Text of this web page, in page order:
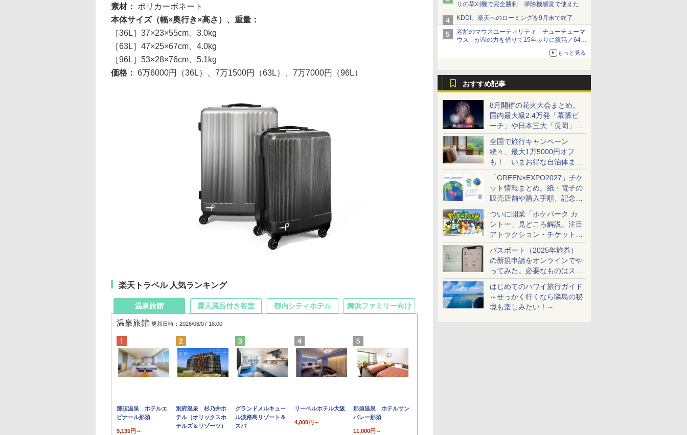
リの草刈機で完全勝利 掃除機感覚で使えた
KDDI、楽天へのローミングを9月末で終了
老舗のマウスユーティリティ「チューチューマ
ウス」がAIの力を借りて15年ぶりに復活／64bit
化、Windows 10/11、「Chrome」も走り回
る。復活記念で2026年末まで500円
もっと見る
おすすめ記事
8月開催の花火大会まとめ。
国内最大級2.4万発「幕張ビ
ーチ」や日本三大「長岡」な
ど大型イベント目白押し！
全国で旅行キャンペーン
続々、最大1万5000円オフ
も！ いまお得な自治体まと
め
「GREEN×EXPO2027」チケ
ット情報まとめ。紙・電子の
販売店舗や購入手順、記念チ
ケットも解説
ついに開業「ポケパーク カ
ントー」見どころ解説。注目
アトラクション・チケット手
配・来場前に必要な準備は？
パスポート（2025年旅券）
の新規申請をオンラインでや
ってみた。必要なものはスマ
ホとマイナカードのみ
はじめてのハワイ旅行ガイド
～せっかく行くなら隣島の秘
境も楽しみたい！～
素材： ポリカーボネート
本体サイズ（幅×奥行き×高さ）、重量：
［36L］37×23×55cm、3.0kg
［63L］47×25×67cm、4.0kg
［96L］53×28×76cm、5.1kg
価格： 6万6000円（36L）、7万1500円（63L）、7万7000円（96L）
楽天トラベル 人気ランキング
温泉旅館
温泉旅館 更新日時：2026/08/07 18:00
那須温泉 ホテルエ
ピナール那須
9,135円～
別府温泉 杉乃井ホ
テル（オリックスホ
テルズ＆リゾーツ）
グランドメルキュー
ル淡路島リゾート＆
スパ
リーベルホテル大阪
4,000円～
那須温泉 ホテルサン
バレー那須
11,000円～
露天風呂付き客室 都内シティホテル 舞浜ファミリー向け